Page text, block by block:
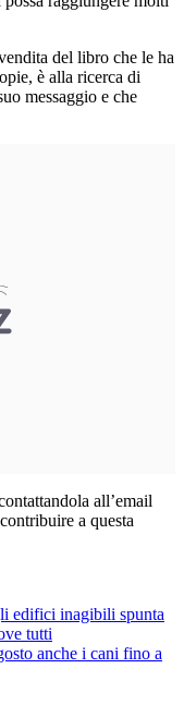
del libro che le ha
è alla ricerca di
messaggio e che
all’email
a questa
edifici inagibili spunta
tutti
anche i cani fino a